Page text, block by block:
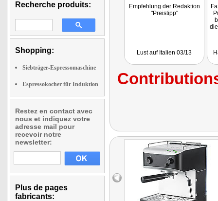
Recherche produits:
Shopping:
Siebträger-Espressomaschine
Espressokocher für Induktion
Restez en contact avec
nous et indiquez votre
adresse mail pour
recevoir notre
newsletter:
Plus de pages
fabricants:
Empfehlung der Redaktion
"Preistipp"
Lust auf Italien 03/13